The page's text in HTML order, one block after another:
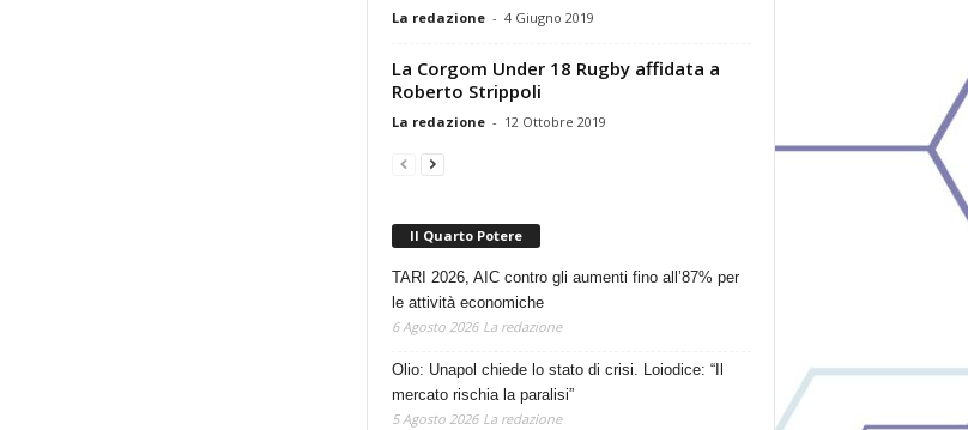
La redazione - 4 Giugno 2019
La Corgom Under 18 Rugby affidata a
Roberto Strippoli
La redazione - 12 Ottobre 2019
Il Quarto Potere
TARI 2026, AIC contro gli aumenti fino all’87% per
le attività economiche
6 Agosto 2026 La redazione
Olio: Unapol chiede lo stato di crisi. Loiodice: “Il
mercato rischia la paralisi”
5 Agosto 2026 La redazione